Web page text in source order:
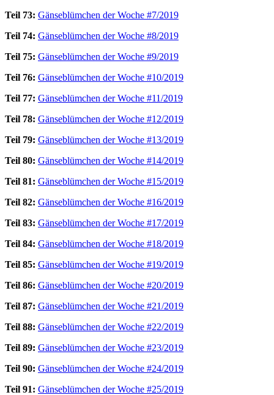
Teil 73: Gänseblümchen der Woche #7/2019
Teil 74: Gänseblümchen der Woche #8/2019
Teil 75: Gänseblümchen der Woche #9/2019
Teil 76: Gänseblümchen der Woche #10/2019
Teil 77: Gänseblümchen der Woche #11/2019
Teil 78: Gänseblümchen der Woche #12/2019
Teil 79: Gänseblümchen der Woche #13/2019
Teil 80: Gänseblümchen der Woche #14/2019
Teil 81: Gänseblümchen der Woche #15/2019
Teil 82: Gänseblümchen der Woche #16/2019
Teil 83: Gänseblümchen der Woche #17/2019
Teil 84: Gänseblümchen der Woche #18/2019
Teil 85: Gänseblümchen der Woche #19/2019
Teil 86: Gänseblümchen der Woche #20/2019
Teil 87: Gänseblümchen der Woche #21/2019
Teil 88: Gänseblümchen der Woche #22/2019
Teil 89: Gänseblümchen der Woche #23/2019
Teil 90: Gänseblümchen der Woche #24/2019
Teil 91: Gänseblümchen der Woche #25/2019